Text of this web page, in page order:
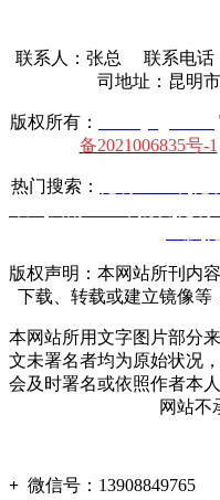
联系人：张总 联系电话
司地址：昆明
版权所有：
备2021006835号-1
热门搜索：
版权声明：本网站所刊内
下载、转载或建立镜像等
本网站所用文字图片部分
文未署名者均为原始状况
会及时署名或依照作者本
网站不
+ 微信号： 13908849765